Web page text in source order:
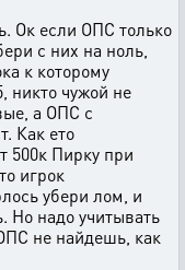
Ок если ОПС только
с них на ноль,
к которому
никто чужой не
а ОПС с
Как ето
500к Пирку при
игрок
убери лом, и
Но надо учитывать
не найдешь, как